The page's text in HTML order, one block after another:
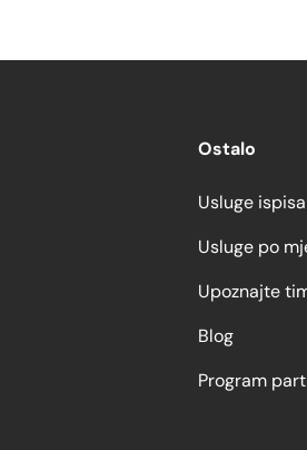
Ostalo
Usluge ispisa
Usluge po
Upoznajte
Blog
Program